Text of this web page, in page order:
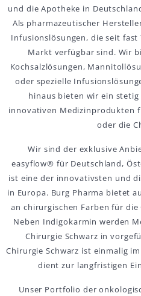
und die Apotheke in
Als pharmazeutischer
Infusionslösungen, die seit fast
Markt verfügbar sind. Wir
Kochsalzlösungen,
oder spezielle
hinaus bieten wir ein
innovativen Medizinprodukten
oder die
Wir sind der exklusive
easyflow® für Deutschland,
ist eine der innovativsten und
in Europa. Burg Pharma bietet
an chirurgischen Farben für
Neben Indigokarmin werden
Chirurgie Schwarz in
Chirurgie Schwarz ist einmalig
dient zur langfristigen
Unser Portfolio der